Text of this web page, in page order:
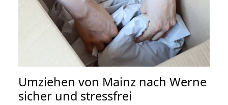
Umziehen von Mainz nach Werne
sicher und stressfrei